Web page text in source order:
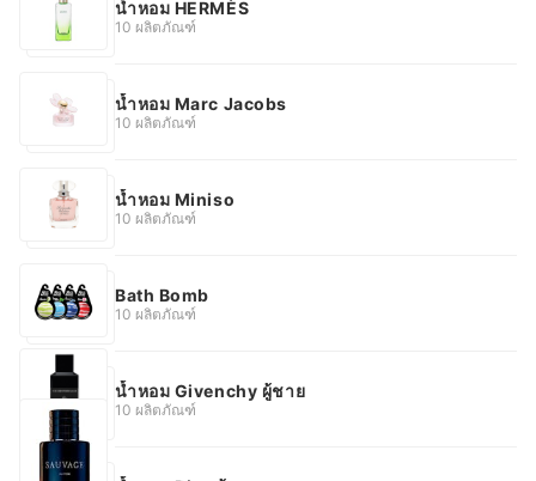
น้ำหอม HERMÈS
10 ผลิตภัณฑ์
น้ำหอม Marc Jacobs
10 ผลิตภัณฑ์
น้ำหอม Miniso
10 ผลิตภัณฑ์
Bath Bomb
10 ผลิตภัณฑ์
น้ำหอม Givenchy ผู้ชาย
10 ผลิตภัณฑ์